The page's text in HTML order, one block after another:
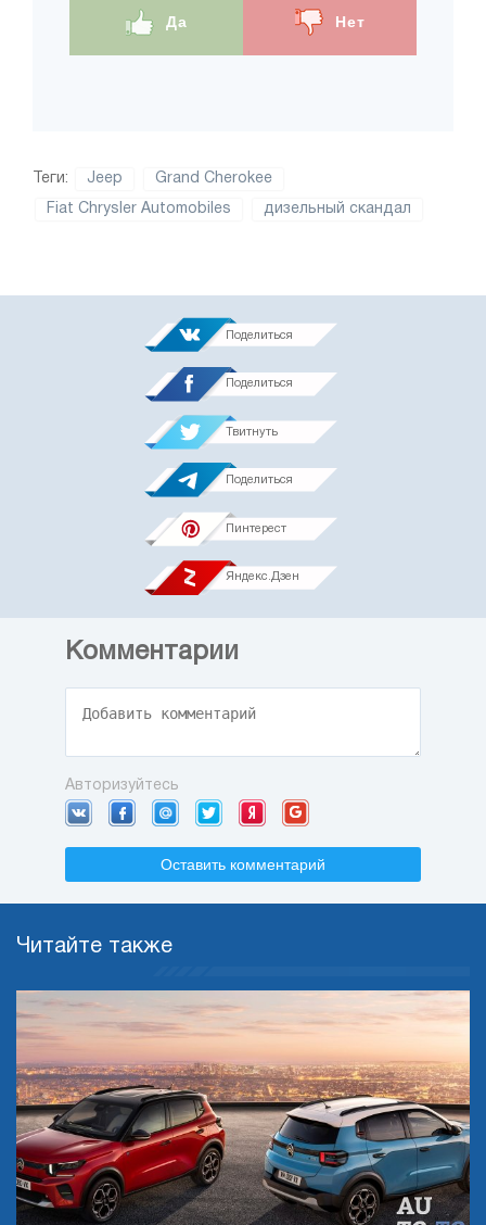
Да Нет
Теги: Jeep Grand Cherokee
Fiat Chrysler Automobiles дизельный скандал
Поделиться
Поделиться
Твитнуть
Поделиться
Пинтерест
Яндекс.Дзен
Комментарии
Авторизуйтесь
Оставить комментарий
Читайте также